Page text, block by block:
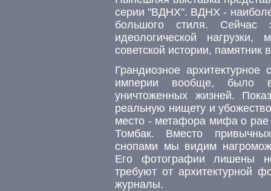
серии "ВДНХ". ВДНХ -
большого стиля.
идеологической нагрузки,
советской истории, памятник
Грандиозное
империи вообще, было
уничтоженных жизней.
реальную нищету и
место - метафора мифа о рае
Томбак. Вместо
снопами мы видим
Его фотографии лишены
требуют от архитектурной
журналы.